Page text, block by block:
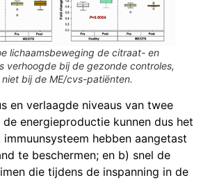
lichaamsbeweging de citraat- en
verhoogde bij de gezonde controles,
niet bij de ME/cvs-patiënten.
en verlaagde niveaus van twee
energieproductie kunnen dus het
hebben aangetast
te beschermen; en b) snel de
die tijdens de inspanning in de